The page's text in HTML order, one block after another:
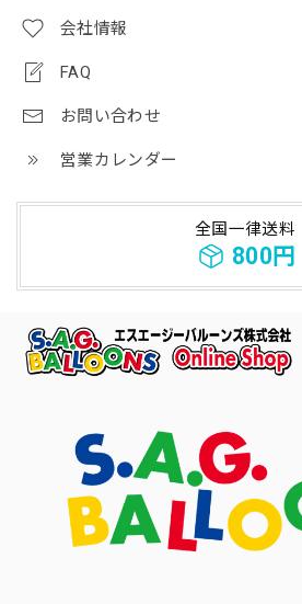
会社情報
FAQ
お問い合わせ
営業カレンダー
全国一律送料
800円